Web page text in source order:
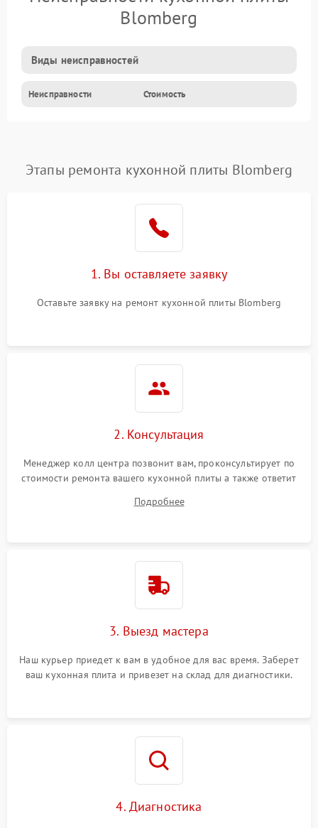
Blomberg
Виды неисправностей
Неисправности Стоимость
Этапы ремонта кухонной плиты Blomberg
1. Вы оставляете заявку
Оставьте заявку на ремонт кухонной плиты Blomberg
2. Консультация
Менеджер колл центра позвонит вам, проконсультирует по
стоимости ремонта вашего кухонной плиты а также ответит
Подробнее
3. Выезд мастера
Наш курьер приедет к вам в удобное для вас время. Заберет
ваш кухонная плита и привезет на склад для диагностики.
4. Диагностика